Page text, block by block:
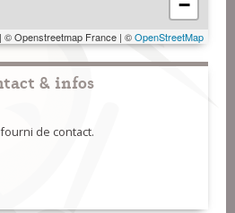
−
| © Openstreetmap France | ©OpenStreetMap
& infos
de contact.